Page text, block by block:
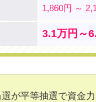
1,860円 ～
3.1万円～
選が平等抽選で資金